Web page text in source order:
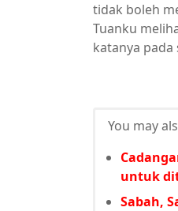
tidak boleh
Tuanku
katanya
You may
untuk
Sabah,